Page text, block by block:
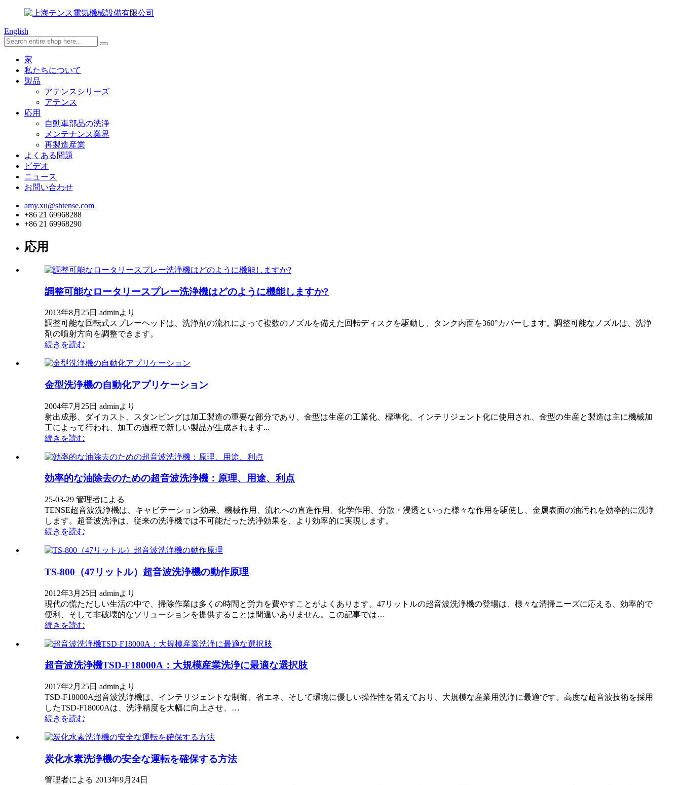
English
家
私たちについて
製品
アテンスシリーズ
アテンス
応用
自動車部品の洗浄
メンテナンス業界
再製造産業
よくある問題
ビデオ
ニュース
お問い合わせ
amy.xu@shtense.com
+86 21 69968288
+86 21 69968290
応用
調整可能なロータリースプレー洗浄機はどのように機能しますか?
2013年8月25日 adminより
調整可能な回転式スプレーヘッドは、洗浄剤の流れによって複数のノズルを備えた回転ディスクを駆動し、タンク内面を360°カバーします。調整可能なノズルは、洗浄
剤の噴射方向を調整できます。
続きを読む
金型洗浄機の自動化アプリケーション
2004年7月25日 adminより
射出成形、ダイカスト、スタンピングは加工製造の重要な部分であり、金型は生産の工業化、標準化、インテリジェント化に使用され、金型の生産と製造は主に機械加
工によって行われ、加工の過程で新しい製品が生成されます...
続きを読む
効率的な油除去のための超音波洗浄機：原理、用途、利点
25-03-29 管理者による
TENSE超音波洗浄機は、キャビテーション効果、機械作用、流れへの直進作用、化学作用、分散・浸透といった様々な作用を駆使し、金属表面の油汚れを効率的に洗浄
します。超音波洗浄は、従来の洗浄機では不可能だった洗浄効果を、より効率的に実現します。
続きを読む
TS-800（47リットル）超音波洗浄機の動作原理
2012年3月25日 adminより
現代の慌ただしい生活の中で、掃除作業は多くの時間と労力を費やすことがよくあります。47リットルの超音波洗浄機の登場は、様々な清掃ニーズに応える、効率的で
便利、そして非破壊的なソリューションを提供することは間違いありません。この記事では…
続きを読む
超音波洗浄機TSD-F18000A：大規模産業洗浄に最適な選択肢
2017年2月25日 adminより
TSD-F18000A超音波洗浄機は、インテリジェントな制御、省エネ、そして環境に優しい操作性を備えており、大規模な産業用洗浄に最適です。高度な超音波技術を採用
したTSD-F18000Aは、洗浄精度を大幅に向上させ、…
続きを読む
炭化水素洗浄機の安全な運転を確保する方法
管理者による 2013年9月24日